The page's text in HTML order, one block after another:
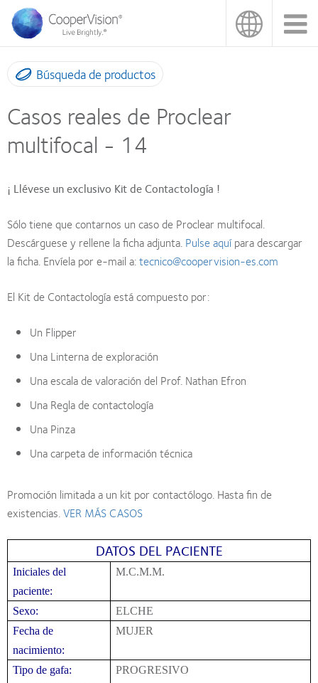
Pasar
contenido
principal
Búsqueda de productos
Casos reales de Proclear
multifocal - 14
¡ Llévese un exclusivo Kit de Contactología !
Sólo tiene que contarnos un caso de Proclear multifocal.
Descárguese y rellene la ficha adjunta. Pulse aquípara descargar
la ficha. Envíela por e-mail a:tecnico@coopervision-es.com
El Kit de Contactología está compuesto por:
Un Flipper
Una Linterna de exploración
Una escala de valoración del Prof. Nathan Efron
Una Regla de contactología
Una Pinza
Una carpeta de información técnica
Promoción limitada a un kit por contactólogo. Hasta fin de
existencias.VER MÁS CASOS
DATOS DEL PACIENTE
Iniciales del
paciente:
M.C.M.M.
Sexo:
ELCHE
Fecha de
nacimiento:
MUJER
Tipo de gafa: PROGRESIVO